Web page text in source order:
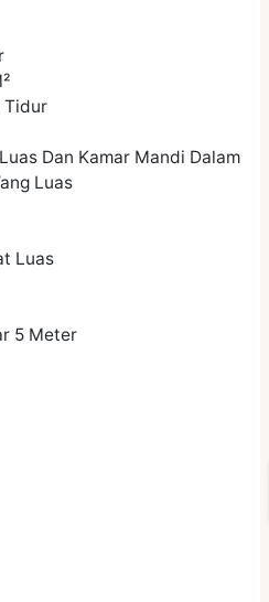
Tidur
Dan Kamar Mandi Dalam
Luas
Luas
5 Meter